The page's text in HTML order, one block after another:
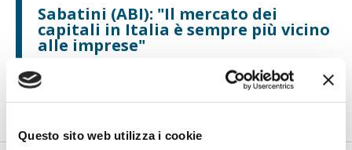
Questo sito web utilizza i cookie
Sabatini (ABI): "Il mercato dei
capitali in Italia è sempre più vicino
alle imprese"
di Flavio Padovan, Maddalena Libertini -
"Per avvicinare le
imprese al mercato dei capitali, bisogna continuare a
semplificare...